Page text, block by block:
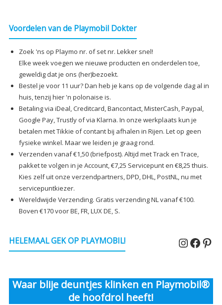
Voordelen van de Playmobil Dokter
Zoek 'ns op Playmo nr. of set nr. Lekker snel!
Elke week voegen we nieuwe producten en onderdelen toe,
geweldig dat je ons (her)bezoekt.
Bestel je voor 11 uur? Dan heb je kans op de volgende dag al in
huis, tenzij hier 'n polonaise is.
Betaling via iDeal, Creditcard, Bancontact, MisterCash, Paypal,
Google Pay, Trustly of via Klarna. In onze werkplaats kun je
betalen met Tikkie of contant bij afhalen in Rijen. Let op geen
fysieke winkel. Maar we leiden je graag rond.
Verzenden vanaf €1,50 (briefpost). Altijd met Track en Trace,
pakket te volgen in je Account, €7,25 Servicepunt en €8,25 thuis.
Kies zelf uit onze verzendpartners, DPD, DHL, PostNL, nu met
servicepuntkiezer.
Wereldwijde Verzending. Gratis verzending NL vanaf €100.
Boven €170 voor BE, FR, LUX DE, S.
HELEMAAL GEK OP PLAYMOBIL!
Waar blije deuntjes klinken en Playmobil®
de hoofdrol heeft!